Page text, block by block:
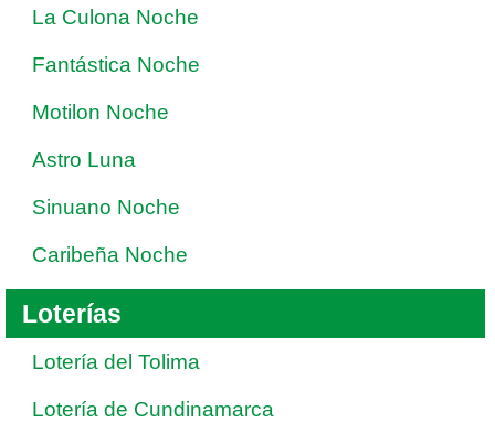
La Culona Noche
Fantástica Noche
Motilon Noche
Astro Luna
Sinuano Noche
Caribeña Noche
Loterías
Lotería del Tolima
Lotería de Cundinamarca